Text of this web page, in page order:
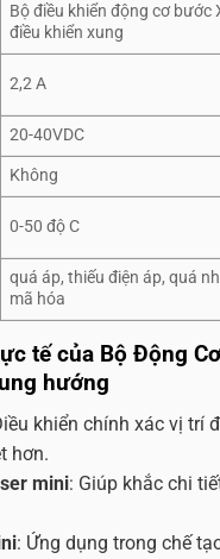
Bộ điều khiển động cơ bước
điều khiển xung
2,2 A
20-40VDC
Không
0-50 độ C
quá áp, thiếu điện áp, quá
mã hóa
tế của Bộ Động
hướng
khiển chính xác vị trí
hơn.
mini: Giúp khắc chi
: Ứng dụng trong chế